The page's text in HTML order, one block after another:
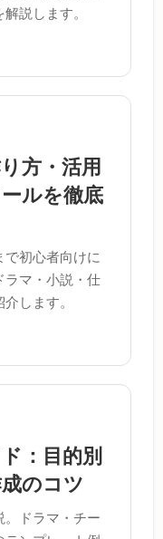
説します。
方・活用
ルを徹底
で初心者向けに
ラマ・小説・仕
します。
：目的別
のコツ
ドラマ・チー